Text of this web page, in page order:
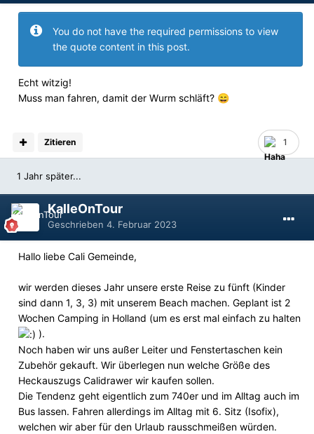
You do not have the required permissions to view
the quote content in this post.
Echt witzig!
Muss man fahren, damit der Wurm schläft? 😄
1
Zitieren
1 Jahr später...
KalleOnTour
Geschrieben 4. Februar 2023
Hallo liebe Cali Gemeinde,
wir werden dieses Jahr unsere erste Reise zu fünft (Kinder
sind dann 1, 3, 3) mit unserem Beach machen. Geplant ist 2
Wochen Camping in Holland (um es erst mal einfach zu halten
).
Noch haben wir uns außer Leiter und Fenstertaschen kein
Zubehör gekauft. Wir überlegen nun welche Größe des
Heckauszugs Calidrawer wir kaufen sollen.
Die Tendenz geht eigentlich zum 740er und im Alltag auch im
Bus lassen. Fahren allerdings im Alltag mit 6. Sitz (Isofix),
welchen wir aber für den Urlaub rausschmeißen würden.